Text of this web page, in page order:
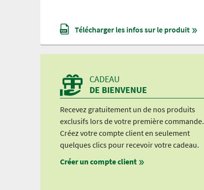
Télécharger les infos sur le produit
CADEAU
DE BIENVENUE
Recevez gratuitement un de nos produits
exclusifs lors de votre première commande.
Créez votre compte client en seulement
quelques clics pour recevoir votre cadeau.
Créer un compte client